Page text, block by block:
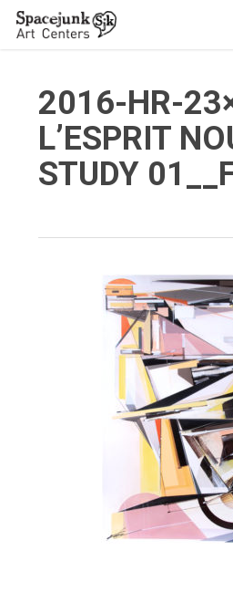
Skip
2016-HR-
L’ESPRIT
STUDY